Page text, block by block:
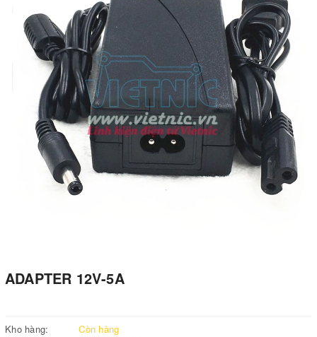
ADAPTER 12V-5A
Kho hàng:
Còn hàng